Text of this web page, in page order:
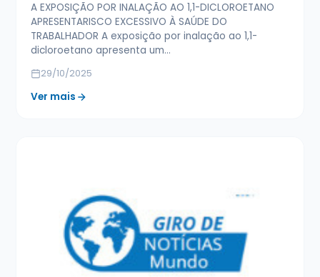
A EXPOSIÇÃO POR INALAÇÃO AO 1,1-DICLOROETANO
APRESENTARISCO EXCESSIVO À SAÚDE DO
TRABALHADOR A exposição por inalação ao 1,1-
dicloroetano apresenta um…
29/10/2025
Ver mais